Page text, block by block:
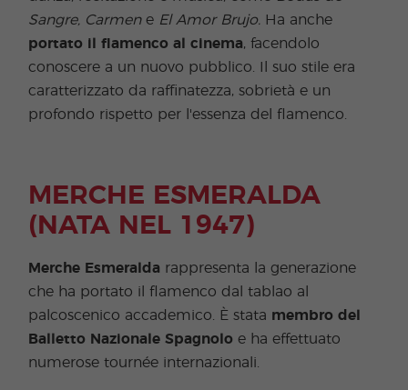
Sangre, Carmene El Amor Brujo.
Ha anche
portato il flamenco al cinema, facendolo
conoscere a un nuovo pubblico. Il suo stile era
caratterizzato da raffinatezza, sobrietà e un
profondo rispetto per l'essenza del flamenco.
MERCHE ESMERALDA
(NATA NEL 1947)
Merche Esmeralda rappresenta la generazione
che ha portato il flamenco dal tablao al
palcoscenico accademico. È stata membro del
Balletto Nazionale Spagnolo e ha effettuato
numerose tournée internazionali.